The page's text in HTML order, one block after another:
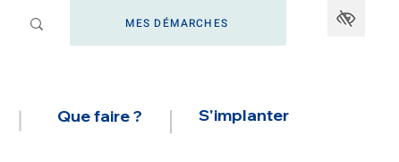
MES DÉMARCHES
Que faire ? S'implanter